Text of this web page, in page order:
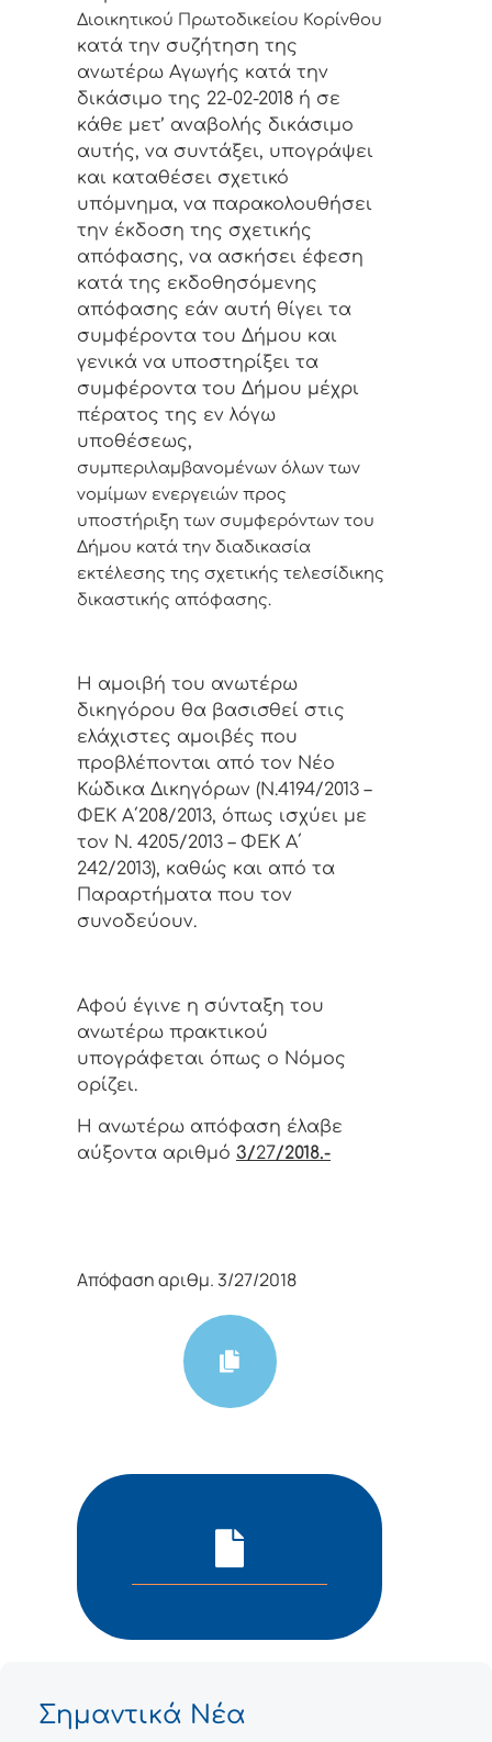
Διοικητικού Πρωτοδικείου Κορίνθου
κατά την συζήτηση της
ανωτέρω Αγωγής κατά την
δικάσιμο της 22-02-2018 ή σε
κάθε μετ’ αναβολής δικάσιμο
αυτής, να συντάξει, υπογράψει
και καταθέσει σχετικό
υπόμνημα, να παρακολουθήσει
την έκδοση της σχετικής
απόφασης, να ασκήσει έφεση
κατά της εκδοθησόμενης
απόφασης εάν αυτή θίγει τα
συμφέροντα του Δήμου και
γενικά να υποστηρίξει τα
συμφέροντα του Δήμου μέχρι
πέρατος της εν λόγω
υποθέσεως,
συμπεριλαμβανομένων όλων των
νομίμων ενεργειών προς
υποστήριξη των συμφερόντων του
Δήμου κατά την διαδικασία
εκτέλεσης της σχετικής τελεσίδικης
δικαστικής απόφασης.
Η αμοιβή του ανωτέρω
δικηγόρου θα βασισθεί στις
ελάχιστες αμοιβές που
προβλέπονται από τον Νέο
Κώδικα Δικηγόρων (Ν.4194/2013 –
ΦΕΚ Α΄208/2013, όπως ισχύει με
τον Ν. 4205/2013 – ΦΕΚ Α΄
242/2013), καθώς και από τα
Παραρτήματα που τον
συνοδεύουν.
Αφoύ έγιvε η σύvταξη τoυ
αvωτέρω πρακτικoύ
υπoγράφεται όπως o Νόμoς
oρίζει.
Η αvωτέρω απόφαση έλαβε
αύξοντα αριθμό 3/27/2018.-
Απόφαση αριθμ. 3/27/2018
Σημαντικά Νέα